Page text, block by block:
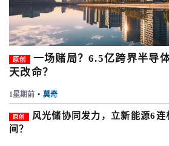
原创
一场赌局？6.5亿跨界半导
天改命？
1星期前 • 莫奇
原创
风光储协同发力，立新能源6
间？